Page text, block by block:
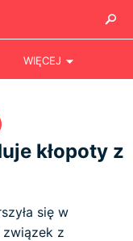
WIĘCEJ
kłopoty z
się w
z